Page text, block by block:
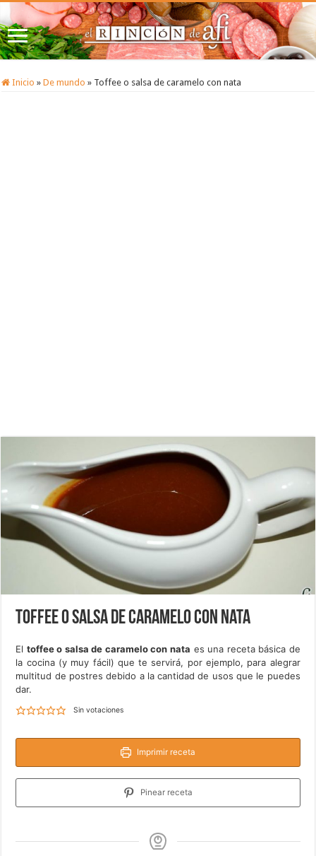
Inicio » De mundo » Toffee o salsa de caramelo con nata
Toffee o salsa de caramelo con nata
El toffee o salsa de caramelo con nata es una receta básica de
la cocina (y muy fácil) que te servirá, por ejemplo, para alegrar
multitud de postres debido a la cantidad de usos que le puedes
dar.
Sin votaciones
Imprimir receta
Pinear receta